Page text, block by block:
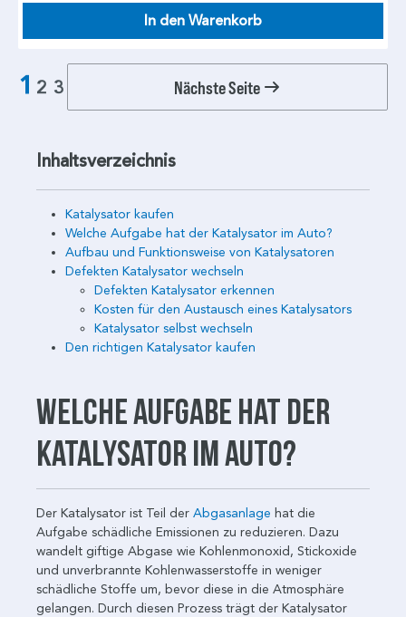
In den Warenkorb
1 2 3 Nächste Seite
Inhaltsverzeichnis
Katalysator kaufen
Welche Aufgabe hat der Katalysator im Auto?
Aufbau und Funktionsweise von Katalysatoren
Defekten Katalysator wechseln
Defekten Katalysator erkennen
Kosten für den Austausch eines Katalysators
Katalysator selbst wechseln
Den richtigen Katalysator kaufen
Welche Aufgabe hat der
Katalysator im Auto?
Der Katalysator ist Teil der Abgasanlage hat die
Aufgabe schädliche Emissionen zu reduzieren. Dazu
wandelt giftige Abgase wie Kohlenmonoxid, Stickoxide
und unverbrannte Kohlenwasserstoffe in weniger
schädliche Stoffe um, bevor diese in die Atmosphäre
gelangen. Durch diesen Prozess trägt der Katalysator